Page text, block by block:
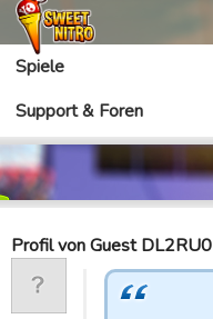
Spiele
Support & Foren
Profil von Guest DL2RU0